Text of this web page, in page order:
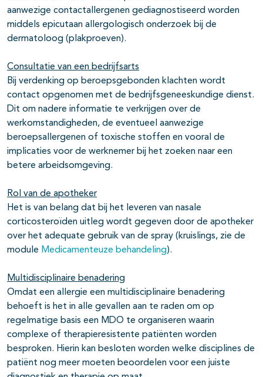
aanwezige contactallergenen gediagnostiseerd worden
middels epicutaan allergologisch onderzoek bij de
dermatoloog (plakproeven).
Consultatie van een bedrijfsarts
Bij verdenking op beroepsgebonden klachten wordt
contact opgenomen met de bedrijfsgeneeskundige dienst.
Dit om nadere informatie te verkrijgen over de
werkomstandigheden, de eventueel aanwezige
beroepsallergenen of toxische stoffen en vooral de
implicaties voor de werknemer bij het zoeken naar een
betere arbeidsomgeving.
Rol van de apotheker
Het is van belang dat bij het leveren van nasale
corticosteroïden uitleg wordt gegeven door de apotheker
over het adequate gebruik van de spray (kruislings, zie de
module Medicamenteuze behandeling).
Multidisciplinaire benadering
Omdat een allergie een multidisciplinaire benadering
behoeft is het in alle gevallen aan te raden om op
regelmatige basis een MDO te organiseren waarin
complexe of therapieresistente patiënten worden
besproken. Hierin kan besloten worden welke disciplines de
patiënt nog meer moeten beoordelen voor een juiste